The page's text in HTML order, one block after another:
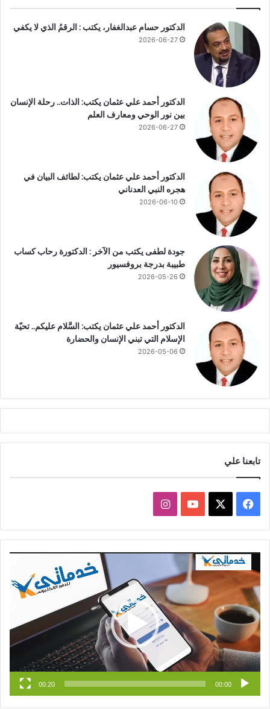
ض
ط
ا
ل
م
ح
و
ل
ه
الدكتور حسام عبدالغفار، يكتب : الرقمُ الذي لا يكفي
2026-06-27
الدكتور أحمد علي عثمان يكتب: الذات.. رحلة الإنسان
بين نور الوحي ومعارف العلم
2026-06-27
الدكتور أحمد علي عثمان يكتب: لطائف البيان في
هجره النبي العدناني
2026-06-10
جودة لطفى يكتب من الآخر : الدكتورة رحاب كساب
طبيبة بدرجة بروفسيور
2026-05-26
الدكتور أحمد علي عثمان يكتب: السَّلام عليكم.. تحيّة
الإسلام التي تبني الإنسان والحضارة
2026-05-06
تابعنا علي
ي
س
ب
و
ك
X
Y
o
u
T
u
b
e
ن
س
ت
ق
ر
ا
م
مشغل
الفيديو
00:00
00:20